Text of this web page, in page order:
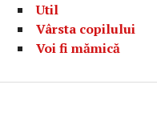
Util
Vârsta copilului
Voi fi mămică